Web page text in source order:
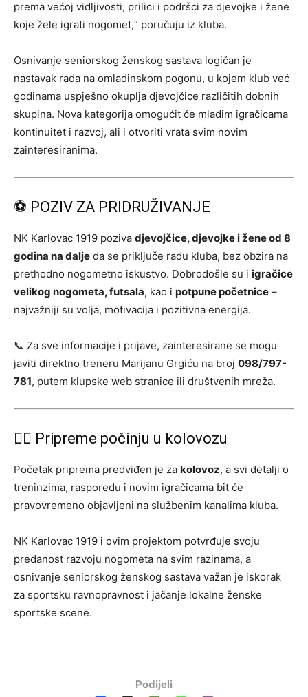
prema većoj vidljivosti, prilici i podršci za djevojke i žene
koje žele igrati nogomet,“ poručuju iz kluba.
Osnivanje seniorskog ženskog sastava logičan je
nastavak rada na omladinskom pogonu, u kojem klub već
godinama uspješno okuplja djevojčice različitih dobnih
skupina. Nova kategorija omogućit će mladim igračicama
kontinuitet i razvoj, ali i otvoriti vrata svim novim
zainteresiranima.
⚽ POZIV ZA PRIDRUŽIVANJE
NK Karlovac 1919 poziva djevojčice, djevojke i žene od 8
godina na dalje da se priključe radu kluba, bez obzira na
prethodno nogometno iskustvo. Dobrodošle su i igračice
velikog nogometa, futsala, kao i potpune početnice –
najvažniji su volja, motivacija i pozitivna energija.
📞 Za sve informacije i prijave, zainteresirane se mogu
javiti direktno treneru Marijanu Grgiću na broj 098/797-
781, putem klupske web stranice ili društvenih mreža.
🏃‍♀️ Pripreme počinju u kolovozu
Početak priprema predviđen je za kolovoz, a svi detalji o
treninzima, rasporedu i novim igračicama bit će
pravovremeno objavljeni na službenim kanalima kluba.
NK Karlovac 1919 i ovim projektom potvrđuje svoju
predanost razvoju nogometa na svim razinama, a
osnivanje seniorskog ženskog sastava važan je iskorak
za sportsku ravnopravnost i jačanje lokalne ženske
sportske scene.
Podijeli